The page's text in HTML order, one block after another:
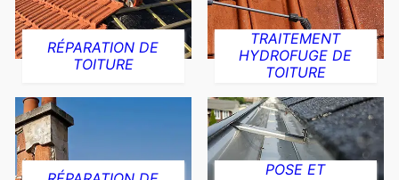
RÉPARATION DE
TOITURE
TRAITEMENT
HYDROFUGE DE
TOITURE
POSE ET